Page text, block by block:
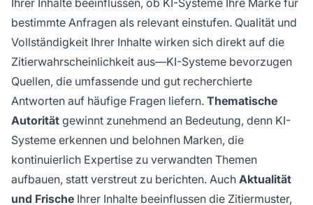
bestimmte Anfragen als relevant einstufen. Qualität und
Vollständigkeit Ihrer Inhalte wirken sich direkt auf die
Zitierwahrscheinlichkeit aus—KI-Systeme bevorzugen
Quellen, die umfassende und gut recherchierte
Antworten auf häufige Fragen liefern. Thematische
Autorität gewinnt zunehmend an Bedeutung, denn KI-
Systeme erkennen und belohnen Marken, die
kontinuierlich Expertise zu verwandten Themen
aufbauen, statt verstreut zu berichten. Auch Aktualität
und Frische Ihrer Inhalte beeinflussen die Zitiermuster,